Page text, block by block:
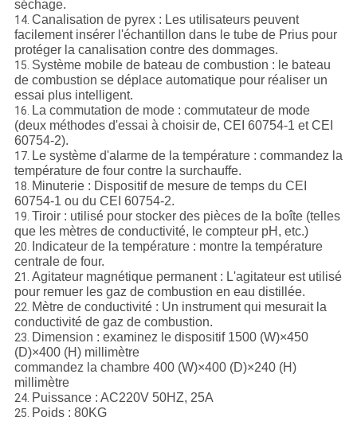
séchage.
14. Canalisation de pyrex : Les utilisateurs peuvent
facilement insérer l'échantillon dans le tube de Prius pour
protéger la canalisation contre des dommages.
15. Système mobile de bateau de combustion : le bateau
de combustion se déplace automatique pour réaliser un
essai plus intelligent.
16. La commutation de mode : commutateur de mode
(deux méthodes d'essai à choisir de, CEI 60754-1 et CEI
60754-2).
17. Le système d'alarme de la température : commandez la
température de four contre la surchauffe.
18. Minuterie : Dispositif de mesure de temps du CEI
60754-1 ou du CEI 60754-2.
19. Tiroir : utilisé pour stocker des pièces de la boîte (telles
que les mètres de conductivité, le compteur pH, etc.)
20. Indicateur de la température : montre la température
centrale de four.
21. Agitateur magnétique permanent : L'agitateur est utilisé
pour remuer les gaz de combustion en eau distillée.
22. Mètre de conductivité : Un instrument qui mesurait la
conductivité de gaz de combustion.
23. Dimension : examinez le dispositif 1500 (W)×450
(D)×400 (H) millimètre
commandez la chambre 400 (W)×400 (D)×240 (H)
millimètre
24. Puissance : AC220V 50HZ, 25A
25. Poids : 80KG